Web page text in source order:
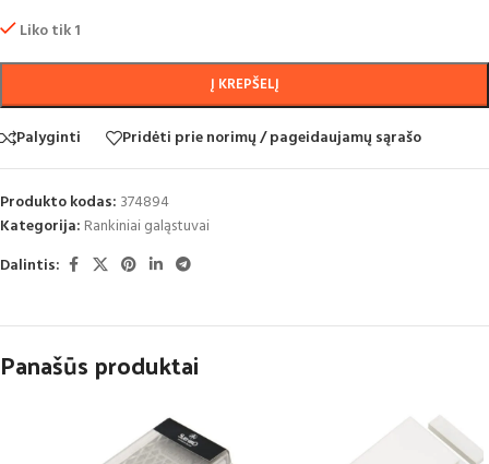
Liko tik 1
Į KREPŠELĮ
Palyginti Pridėti prie norimų / pageidaujamų sąrašo
Produkto kodas: 374894
Kategorija: Rankiniai galąstuvai
Dalintis:
Panašūs produktai